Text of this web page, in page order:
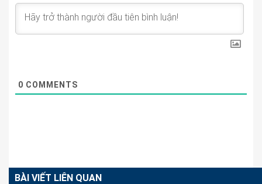
0 COMMENTS
BÀI VIẾT LIÊN QUAN